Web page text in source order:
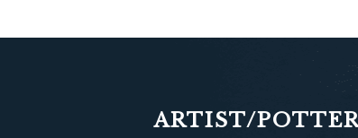
ARTIST/